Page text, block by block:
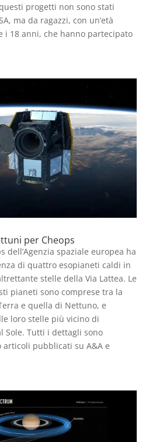
progetti non sono stati
ma da ragazzi, con un’età
i 18 anni, che hanno partecipato
per Cheops
dell’Agenzia spaziale europea ha
di quattro esopianeti caldi in
stelle della Via Lattea. Le
pianeti sono comprese tra la
e quella di Nettuno, e
loro stelle più vicino di
Sole. Tutti i dettagli sono
pubblicati su A&A e